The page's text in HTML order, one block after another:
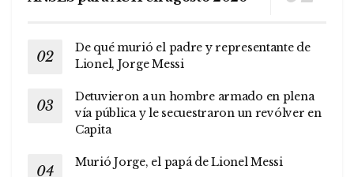
De qué murió el padre y representante de
Lionel, Jorge Messi
Detuvieron a un hombre armado en plena
vía pública y le secuestraron un revólver en
Capita
Murió Jorge, el papá de Lionel Messi